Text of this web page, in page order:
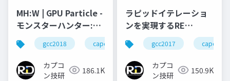
MH:W | GPU Particle -
モンスターハンター:ワ
ールドにおけるGPU
Particleの実装
gcc2018 capcom r&d カプコン
カプコ
ン技研
186.1K
ラピッドイテレーショ
ンを実現するRE
ENGINEの設計
gcc2017 capcom
カプコ
ン技研
150.9K